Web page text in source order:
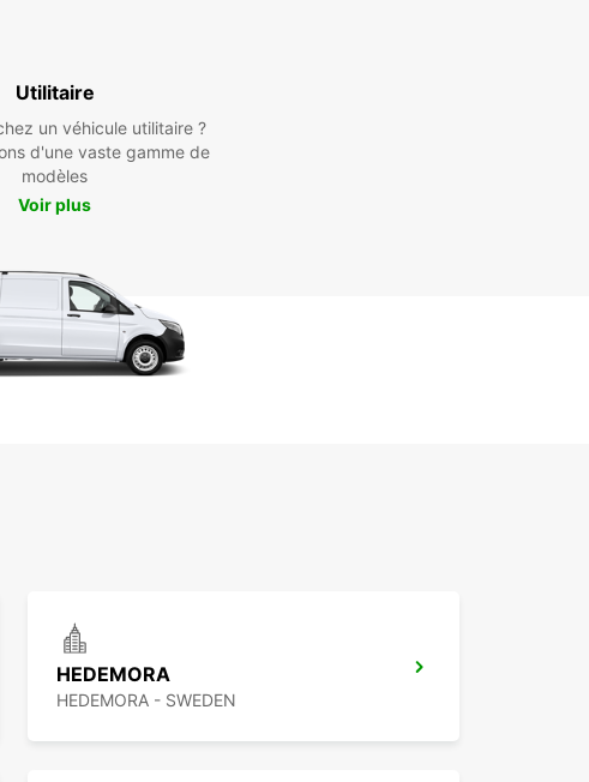
Itinéraire
Utilitaire
un véhicule utilitaire ?
d'une vaste gamme de
modèles
Voir plus
HEDEMORA
HEDEMORA - SWEDEN